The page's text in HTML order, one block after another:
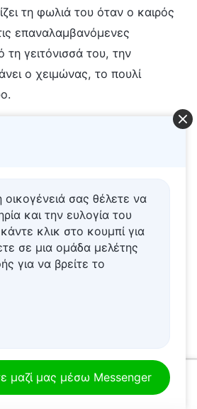
τη φωλιά του όταν ο καιρός
επαναλαμβανόμενες
τη γειτόνισσά του, την
ο χειμώνας, το πουλί
συχνό φαινόμενο, κι
σημεία της επιστροφής του
εγκάρδια να
μας για να βρείτε τον
μαζί μας μέσω
οικογένειά σας θέλετε να
και την ευλογία του
κλικ στο κουμπί για
σε μια ομάδα μελέτης
για να βρείτε το
μαζί μας μέσω Messenger